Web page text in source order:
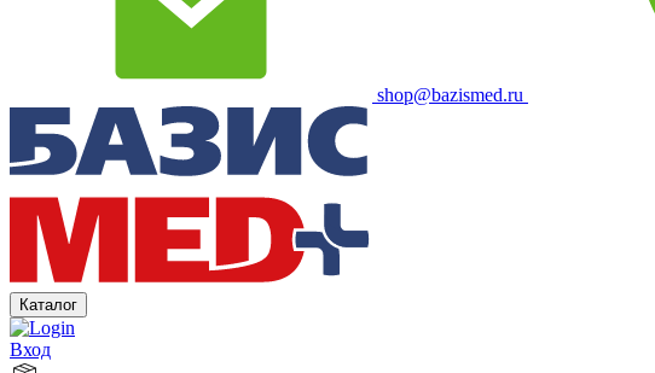
shop@bazismed.ru
Каталог
Вход